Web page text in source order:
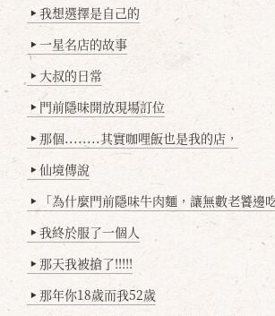
▶ 我想選擇是自己的
▶ 一星名店的故事
▶ 大叔的日常
▶ 門前隱味開放現場訂位
▶ 那個........其實咖哩飯也是我的店，
▶ 仙境傳說
▶ 「為什麼門前隱味牛肉麵，讓無數老饕邊吃邊罵、邊
▶ 我終於服了一個人
▶ 那天我被搶了!!!!!
▶ 那年你18歲而我52歲